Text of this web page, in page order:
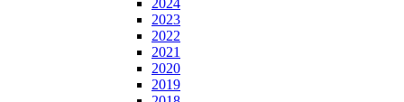
2024
2023
2022
2021
2020
2019